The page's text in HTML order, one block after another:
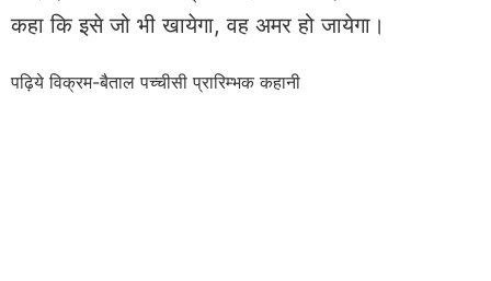
कहा कि इसे जो भी खायेगा, वह अमर हो जायेगा।
पढ़िये विक्रम-बैताल पच्चीसी प्रारिम्भक कहानी